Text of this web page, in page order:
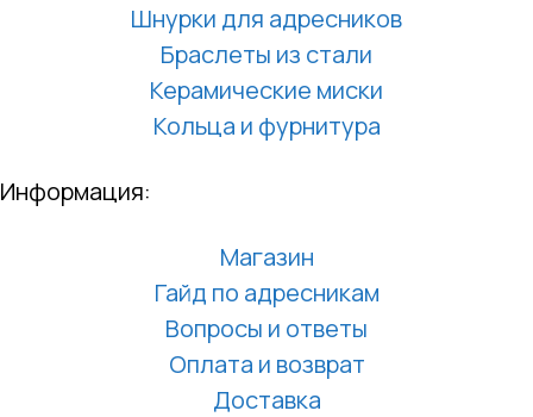
Шнурки для адресников
Браслеты из стали
Керамические миски
Кольца и фурнитура
Информация:
Магазин
Гайд по адресникам
Вопросы и ответы
Оплата и возврат
Доставка